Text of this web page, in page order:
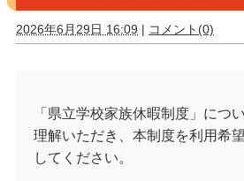
2026年6月29日 16:09 | コメント(0)
「県立学校家族休暇制度」につ
理解いただき、本制度を利用希
してください。